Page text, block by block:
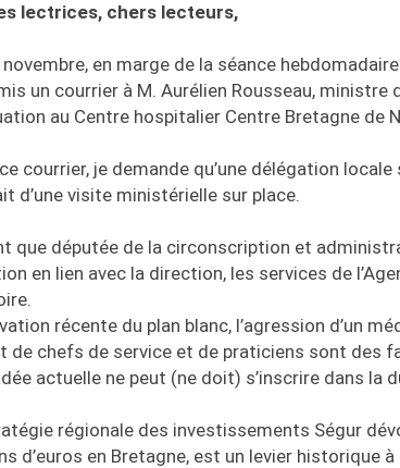
lectrices, chers lecteurs,
novembre, en marge de la séance
un courrier à M. Aurélien Rousseau, ministre
au Centre hospitalier Centre Bretagne de
courrier, je demande qu’une délégation
d’une visite ministérielle sur place.
que députée de la circonscription et
en lien avec la direction, les services de
récente du plan blanc, l’agression d’un
de chefs de service et de praticiens sont des
actuelle ne peut (ne doit) s’inscrire dans la
régionale des investissements Ségur
d’euros en Bretagne, est un levier historique